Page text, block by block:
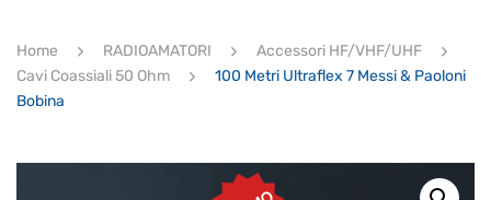
ULTIMI ARRIVI
Ricerca
prodotti
Home RADIOAMATORI
Accessori HF/VHF/UHF
Cavi Coassiali 50 Ohm
100 Metri Ultraflex 7 Messi & Paoloni
Bobina